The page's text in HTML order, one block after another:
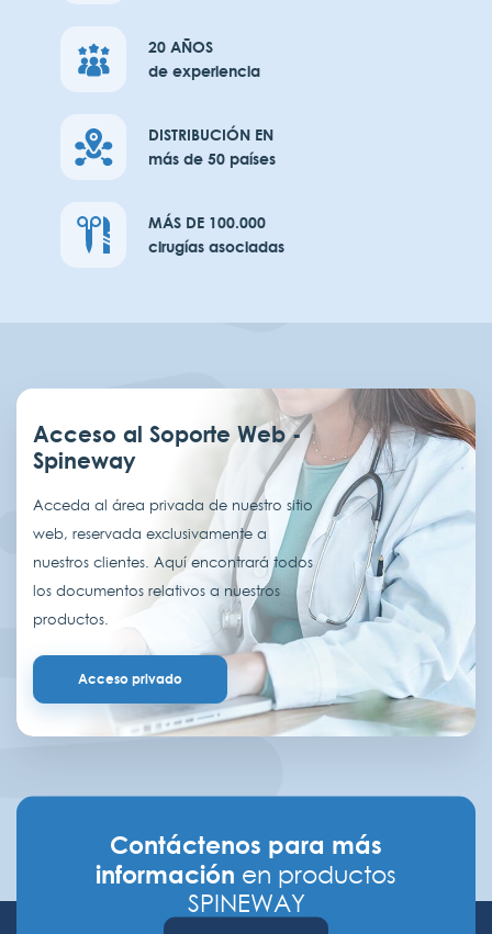
20 AÑOS
de experiencia
DISTRIBUCIÓN EN
más de 50 países
MÁS DE 100.000
cirugías asociadas
Acceso al Soporte Web -
Spineway
Acceda al área privada de nuestro sitio
web, reservada exclusivamente a
nuestros clientes. Aquí encontrará todos
los documentos relativos a nuestros
productos.
Acceso privado
Contáctenos para más
información en productos
SPINEWAY